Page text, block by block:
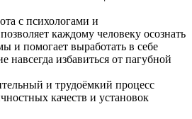
с психологами и
каждому человеку осознать
и помогает выработать в себе
навсегда избавиться от пагубной
и трудоёмкий процесс
качеств и установок